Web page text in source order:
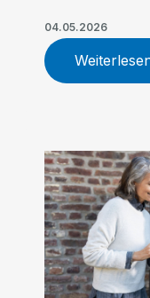
mit einer
Gas-
04.05.2026